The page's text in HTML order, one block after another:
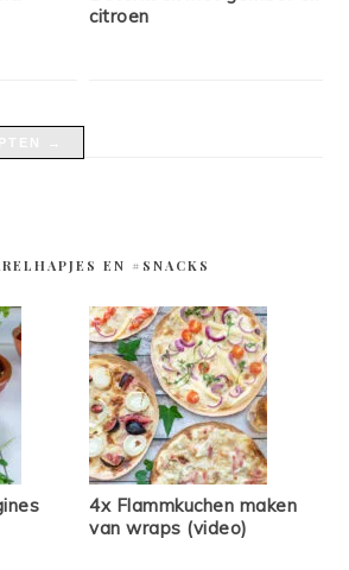
citroen
EN #SNACKS
4x Flammkuchen maken
van wraps (video)